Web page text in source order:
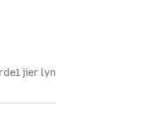
1 jier lyn